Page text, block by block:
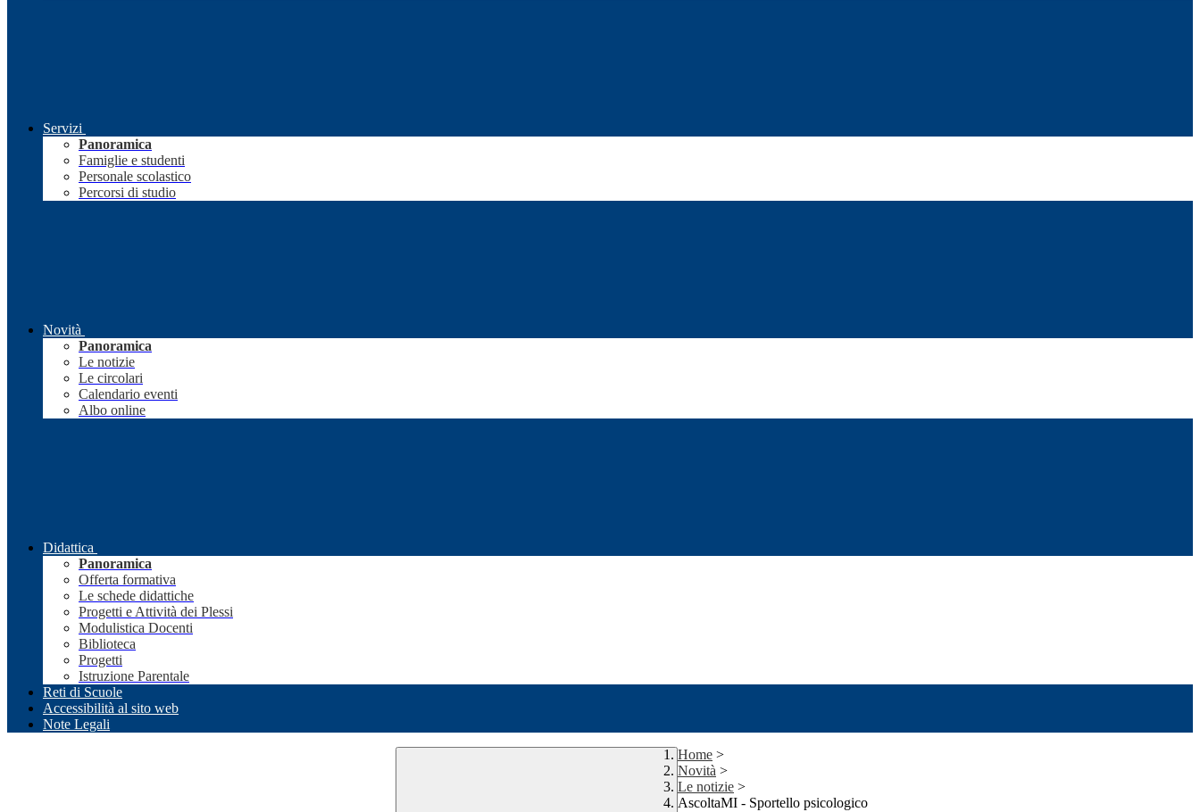
Servizi
Panoramica
Famiglie e studenti
Personale scolastico
Percorsi di studio
Novità
Panoramica
Le notizie
Le circolari
Calendario eventi
Albo online
Didattica
Panoramica
Offerta formativa
Le schede didattiche
Progetti e Attività dei Plessi
Modulistica Docenti
Biblioteca
Progetti
Istruzione Parentale
Reti di Scuole
Accessibilità al sito web
Note Legali
Home >
Novità >
Le notizie >
AscoltaMI - Sportello psicologico